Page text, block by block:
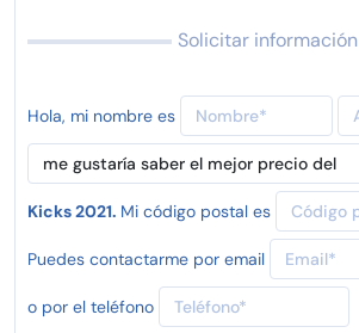
Solicitar información
Hola, mi nombre es
Kicks 2021. Mi código postal es
Puedes contactarme por email
o por el teléfono